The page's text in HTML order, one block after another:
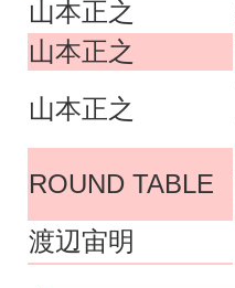
山本正之
山本正之
山本正之
ROUND TABLE
渡辺宙明